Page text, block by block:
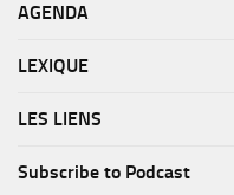
AGENDA
LEXIQUE
LES LIENS
Subscribe to Podcast